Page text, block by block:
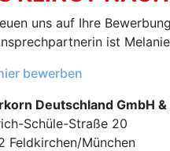
uns auf Ihre
ist
bewerben
Deutschland GmbH &
Schüle-Straße 20
Feldkirchen/München